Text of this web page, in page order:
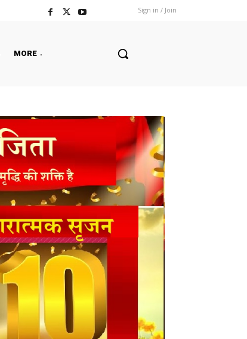
Sign in / Join
MORE